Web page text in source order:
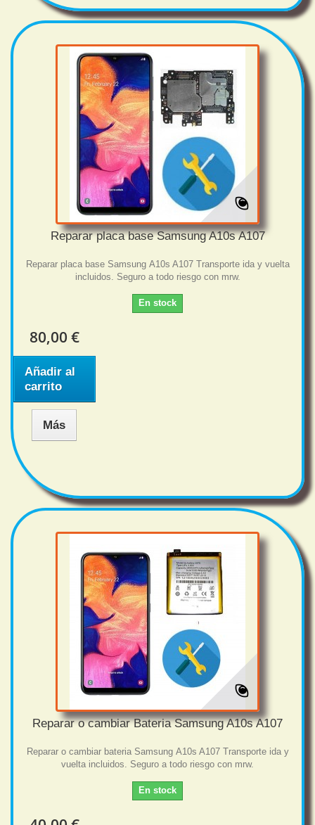
Reparar placa base Samsung A10s A107
Reparar placa base Samsung A10s A107 Transporte ida y vuelta
incluidos. Seguro a todo riesgo con mrw.
En stock
80,00 €
Añadir al
carrito
Más
Reparar o cambiar Bateria Samsung A10s A107
Reparar o cambiar bateria Samsung A10s A107 Transporte ida y
vuelta incluidos. Seguro a todo riesgo con mrw.
En stock